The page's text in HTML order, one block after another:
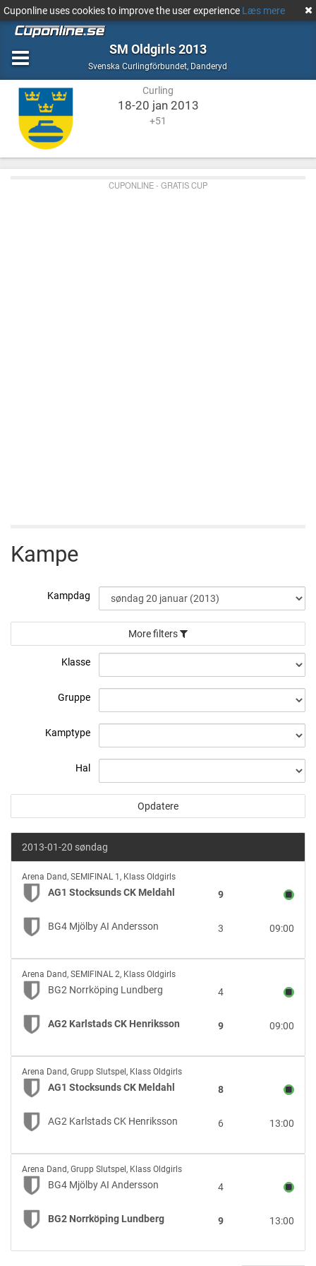
Cuponline uses cookies to improve the user experience Læs mere
SM Oldgirls 2013
Svenska Curlingförbundet, Curling
Danderyd
Curling
18-20 jan 2013
+51
CUPONLINE - GRATIS CUP
Kampe
Kampdag
More filters
Klasse
Gruppe
Kamptype
Hal
2013-01-20 søndag
AG1
Stocksunds
CK
Meldahl
vs
Mjölby
AI
Andersson
Arena Dand, SEMIFINAL 1, Klass Oldgirls
AG1 Stocksunds CK Meldahl 9
BG4 Mjölby AI Andersson 09:00
3
BG2
Norrköping
Lundberg
vs
AG2
CK
Henriksson
Arena Dand, SEMIFINAL 2, Klass Oldgirls
BG2 Norrköping Lundberg 4
AG2 Karlstads CK Henriksson 09:00
9
AG1
Stocksunds
CK
Meldahl
vs
Karlstads
CK
Henriksson
Arena Dand, Grupp Slutspel, Klass Oldgirls
AG1 Stocksunds CK Meldahl 8
AG2 Karlstads CK Henriksson 13:00
6
BG4
Mjölby
AI
Andersson
vs
Norrköping
Arena Dand, Grupp Slutspel, Klass Oldgirls
BG4 Mjölby AI Andersson 4
BG2 Norrköping Lundberg 13:00
9